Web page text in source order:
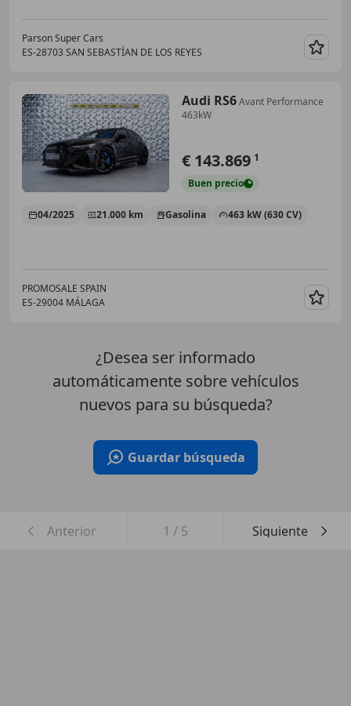
Parson Super Cars
ES-28703 SAN SEBASTÍAN DE LOS REYES
Audi RS6Avant Performance
463kW
€ 143.869 1
Buen precio
04/2025 21.000 km Gasolina 463 kW (630 CV)
PROMOSALE SPAIN
ES-29004 MÁLAGA
¿Desea ser informado
automáticamente sobre vehículos
nuevos para su búsqueda?
Guardar búsqueda
Anterior 1 / 5 Siguiente